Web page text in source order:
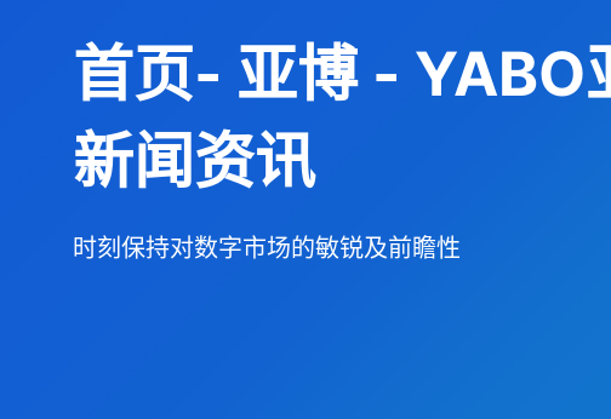
首页- 亚博 - YABO
新闻资讯
时刻保持对数字市场的敏锐及前瞻性